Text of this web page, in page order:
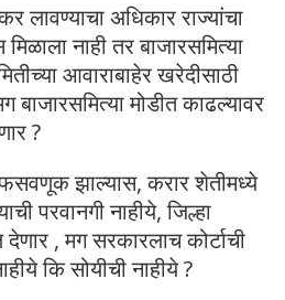
लावण्याचा अधिकार राज्यांचा
नाही तर बाजारसमित्या
आवाराबाहेर खरेदीसाठी
बाजारसमित्या मोडीत काढल्यावर
?
फसवणूक झाल्यास, करार शेतीमध्ये
परवानगी नाहीये, जिल्हा
, मग सरकारलाच कोर्टाची
कि सोयीची नाहीये ?